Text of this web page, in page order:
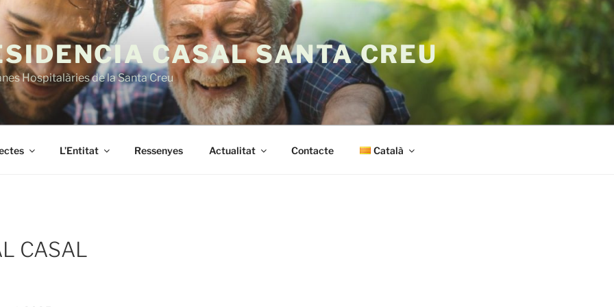
CASAL SANTA CREU
Hospitalàries de la Santa Creu
L’Entitat Ressenyes Actualitat Contacte Català
CASAL